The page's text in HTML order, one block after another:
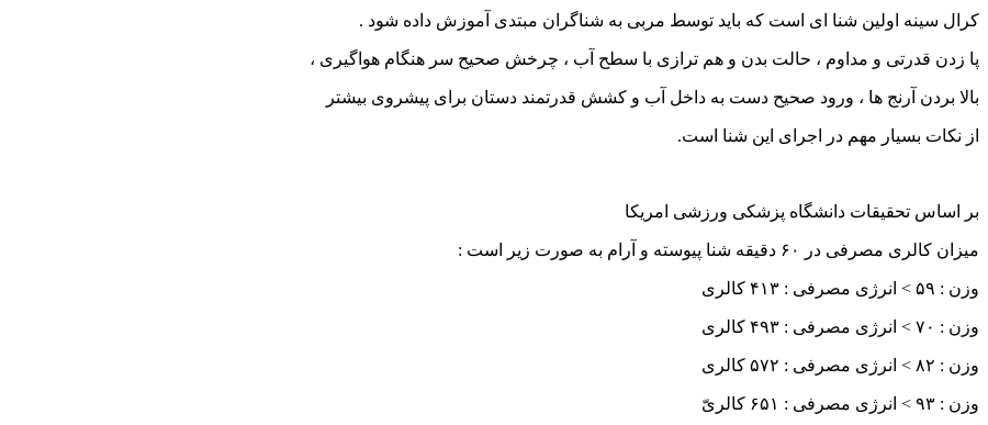
کرال سینه اولین شنا ای است که باید توسط مربی به شناگران مبتدی آموزش داده شود .
پا زدن قدرتی و مداوم ، حالت بدن و هم ترازی با سطح آب ، چرخش صحیح سر هنگام هواگیری ،
بالا بردن آرنج ها ، ورود صحیح دست به داخل آب و کشش قدرتمند دستان برای پیشروی بیشتر
از نکات بسیار مهم در اجرای این شنا است.
بر اساس تحقیقات دانشگاه پزشکی ورزشی امریکا
میزان کالری مصرفی در ۶۰ دقیقه شنا پیوسته و آرام به صورت زیر است :
وزن : ۵۹ > انرژی مصرفی : ۴۱۳ کالری
وزن : ۷۰ > انرژی مصرفی : ۴۹۳ کالری
وزن : ۸۲ > انرژی مصرفی : ۵۷۲ کالری
وزن : ۹۳ > انرژی مصرفی : ۶۵۱ کالریّ